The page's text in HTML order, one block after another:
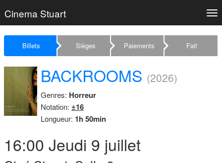
Cinema Stuart
Billets Sièges Paiements Fait
BACKROOMS (2026)
Genres: Horreur
Notation: ±16
Longueur: 1h 50min
16:00 Jeudi 9 juillet